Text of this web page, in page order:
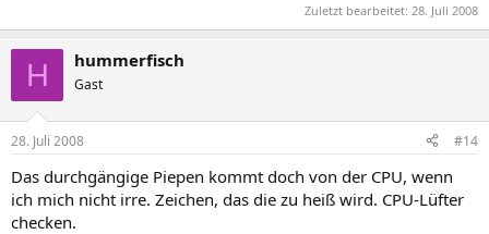
Zuletzt bearbeitet: 28. Juli 2008
H hummerfisch
Gast
28. Juli 2008 #14
Das durchgängige Piepen kommt doch von der CPU, wenn
ich mich nicht irre. Zeichen, das die zu heiß wird. CPU-Lüfter
checken.